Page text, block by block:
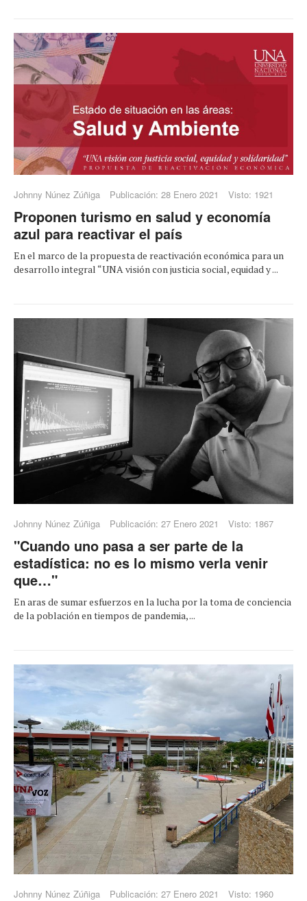
Johnny Núnez Zúñiga Publicación: 28 Enero 2021 Visto: 1921
Proponen turismo en salud y economía
azul para reactivar el país
En el marco de la propuesta de reactivación económica para un
desarrollo integral “UNA visión con justicia social, equidad y ...
Johnny Núnez Zúñiga Publicación: 27 Enero 2021 Visto: 1867
"Cuando uno pasa a ser parte de la
estadística: no es lo mismo verla venir
que…"
En aras de sumar esfuerzos en la lucha por la toma de conciencia
de la población en tiempos de pandemia, ...
Johnny Núnez Zúñiga Publicación: 27 Enero 2021 Visto: 1960